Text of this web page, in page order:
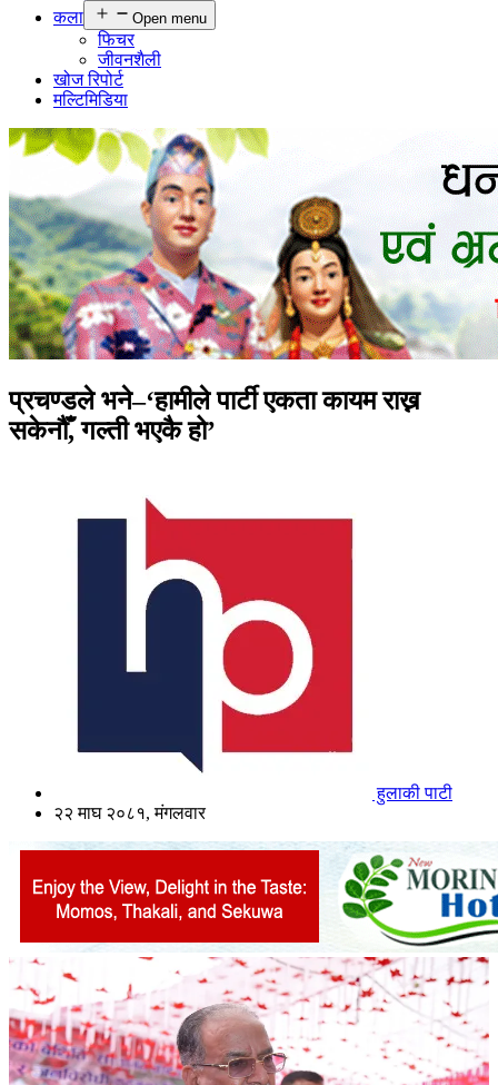
कला
Open menu
फिचर
जीवनशैली
खोज रिपोर्ट
मल्टिमिडिया
प्रचण्डले भने–‘हामीले पार्टी एकता कायम राख्न
सकेनौँ, गल्ती भएकै हो’
हुलाकी पाटी
२२ माघ २०८१, मंगलवार